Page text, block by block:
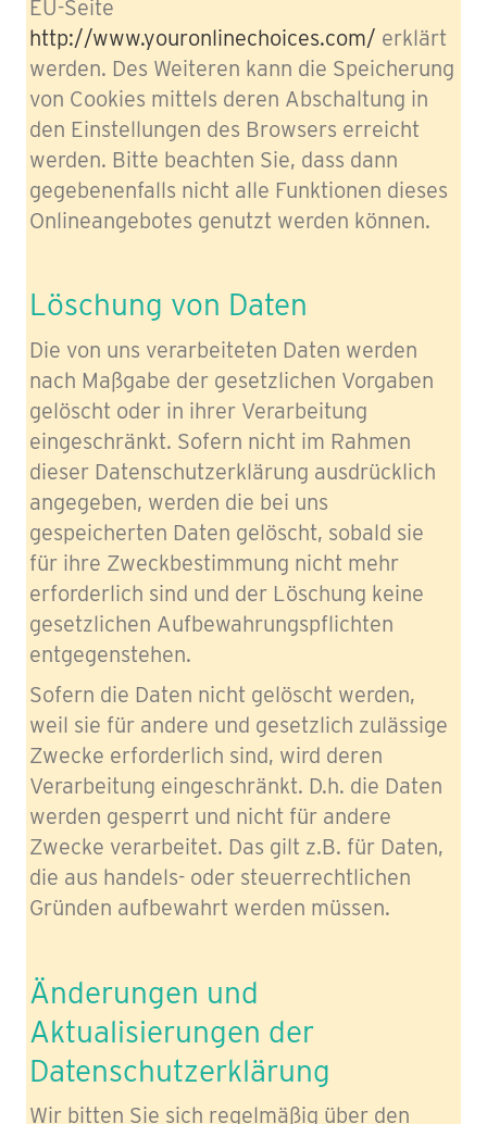
EU-Seite
http://www.youronlinechoices.com/ erklärt
werden. Des Weiteren kann die Speicherung
von Cookies mittels deren Abschaltung in
den Einstellungen des Browsers erreicht
werden. Bitte beachten Sie, dass dann
gegebenenfalls nicht alle Funktionen dieses
Onlineangebotes genutzt werden können.
Löschung von Daten
Die von uns verarbeiteten Daten werden
nach Maßgabe der gesetzlichen Vorgaben
gelöscht oder in ihrer Verarbeitung
eingeschränkt. Sofern nicht im Rahmen
dieser Datenschutzerklärung ausdrücklich
angegeben, werden die bei uns
gespeicherten Daten gelöscht, sobald sie
für ihre Zweckbestimmung nicht mehr
erforderlich sind und der Löschung keine
gesetzlichen Aufbewahrungspflichten
entgegenstehen.
Sofern die Daten nicht gelöscht werden,
weil sie für andere und gesetzlich zulässige
Zwecke erforderlich sind, wird deren
Verarbeitung eingeschränkt. D.h. die Daten
werden gesperrt und nicht für andere
Zwecke verarbeitet. Das gilt z.B. für Daten,
die aus handels- oder steuerrechtlichen
Gründen aufbewahrt werden müssen.
Änderungen und
Aktualisierungen der
Datenschutzerklärung
Wir bitten Sie sich regelmäßig über den